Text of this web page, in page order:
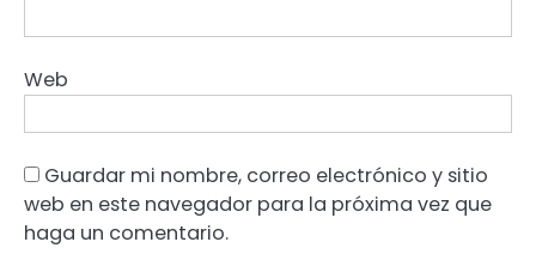
Web
Guardar mi nombre, correo electrónico y sitio
web en este navegador para la próxima vez que
haga un comentario.